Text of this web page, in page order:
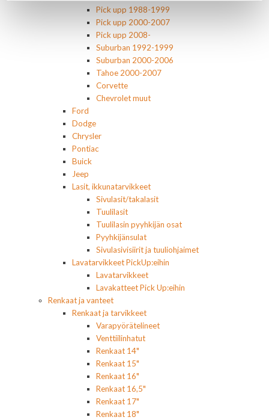
Pick upp 1988-1999
Pick upp 2000-2007
Pick upp 2008-
Suburban 1992-1999
Suburban 2000-2006
Tahoe 2000-2007
Corvette
Chevrolet muut
Ford
Dodge
Chrysler
Pontiac
Buick
Jeep
Lasit, ikkunatarvikkeet
Sivulasit/takalasit
Tuulilasit
Tuulilasin pyyhkijän osat
Pyyhkijänsulat
Sivulasivisiirit ja tuuliohjaimet
Lavatarvikkeet PickUp:eihin
Lavatarvikkeet
Lavakatteet Pick Up:eihin
Renkaat ja vanteet
Renkaat ja tarvikkeet
Varapyörätelineet
Venttiilinhatut
Renkaat 14"
Renkaat 15"
Renkaat 16"
Renkaat 16,5"
Renkaat 17"
Renkaat 18"